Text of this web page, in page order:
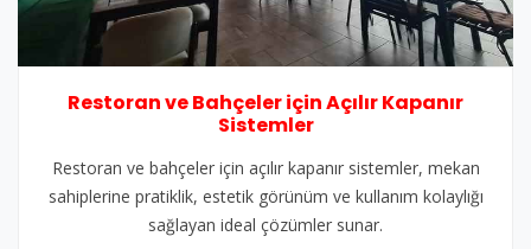
Restoran ve Bahçeler için Açılır Kapanır
Sistemler
Restoran ve bahçeler için açılır kapanır sistemler, mekan
sahiplerine pratiklik, estetik görünüm ve kullanım kolaylığı
sağlayan ideal çözümler sunar.